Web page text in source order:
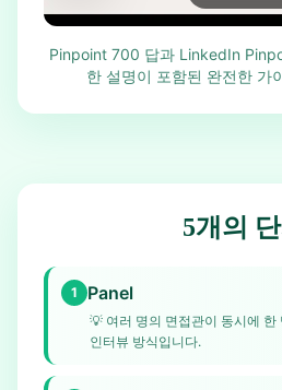
Pinpoint 700 답과 LinkedIn
한 설명이 포함된 완전한 가
5개의
1 Panel
💡 여러 명의 면접관이 동시에
인터뷰 방식입니다.